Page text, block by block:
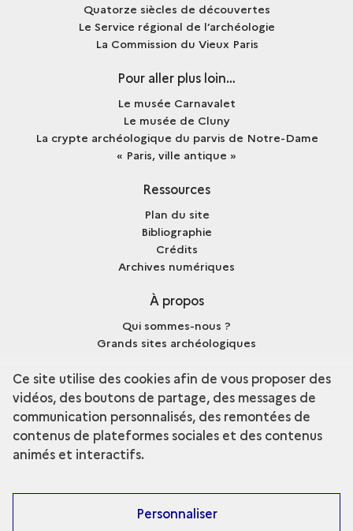
Quatorze siècles de découvertes
Le Service régional de l’archéologie
La Commission du Vieux Paris
Pour aller plus loin…
Le musée Carnavalet
Le musée de Cluny
La crypte archéologique du parvis de Notre-Dame
« Paris, ville antique »
Ressources
Plan du site
Bibliographie
Crédits
Archives numériques
À propos
Qui sommes-nous ?
Grands sites archéologiques
Découvrir la collection
Ce site utilise des cookies afin de vous proposer des
vidéos, des boutons de partage, des messages de
communication personnalisés, des remontées de
contenus de plateformes sociales et des contenus
animés et interactifs.
Personnaliser